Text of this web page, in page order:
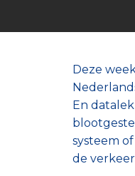
Deze
En
systeem
de